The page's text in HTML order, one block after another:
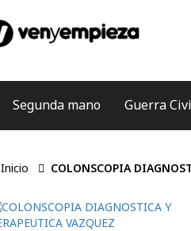
Segunda mano Guerra
Inicio COLONSCOPIA